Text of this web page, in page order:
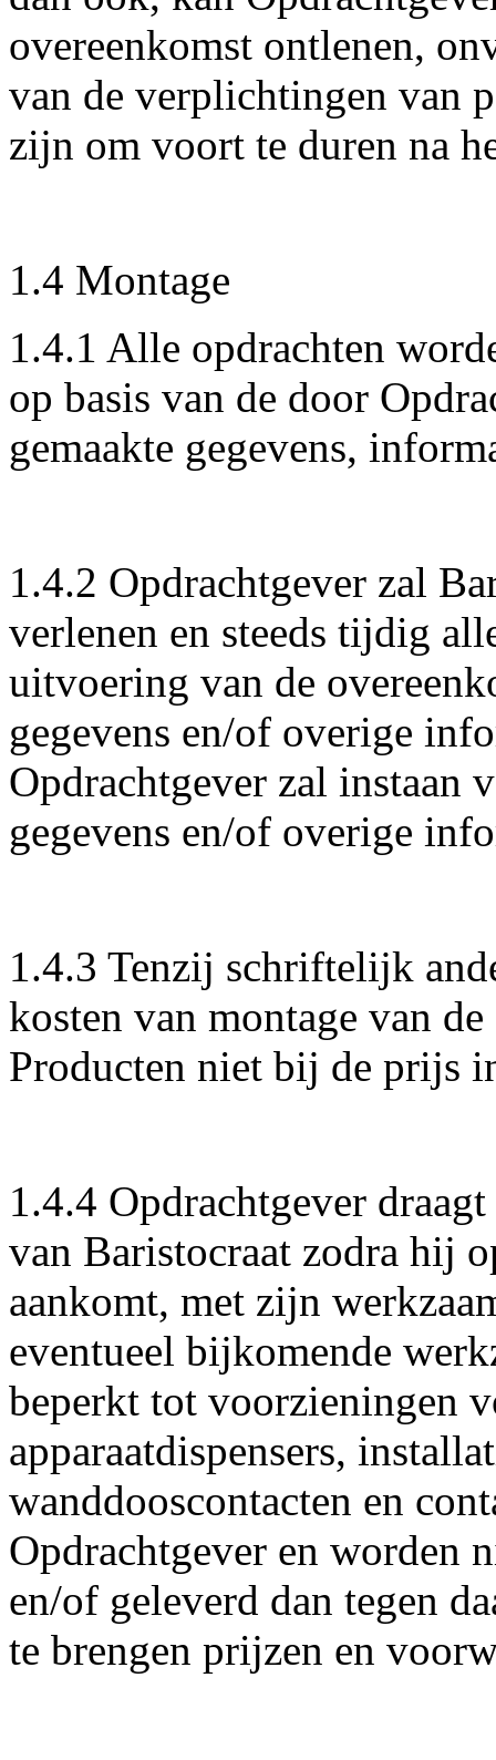
overeenkomst ontlenen,
van de verplichtingen van
zijn om voort te duren na
1.4 Montage
1.4.1 Alle opdrachten
op basis van de door
gemaakte gegevens,
1.4.2 Opdrachtgever zal
verlenen en steeds tijdig
uitvoering van de
gegevens en/of overige
Opdrachtgever zal instaan
gegevens en/of overige
1.4.3 Tenzij schriftelijk
kosten van montage van
Producten niet bij de prijs
1.4.4 Opdrachtgever
van Baristocraat zodra hij
aankomt, met zijn
eventueel bijkomende
beperkt tot voorzieningen
apparaatdispensers,
wanddooscontacten en
Opdrachtgever en worden
en/of geleverd dan tegen
te brengen prijzen en